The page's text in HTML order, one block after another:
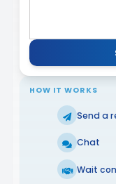
HOW IT WORKS
Send a
Chat
Wait